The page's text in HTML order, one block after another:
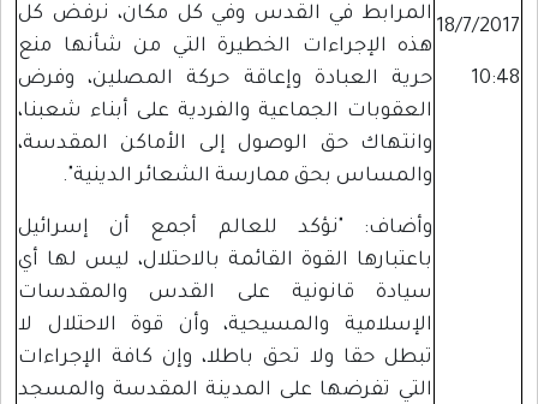
18/7/2017
10:48
المرابط في القدس وفي كل مكان، نرفض كل
هذه الإجراءات الخطيرة التي من شأنها منع
حرية العبادة وإعاقة حركة المصلين، وفرض
العقوبات الجماعية والفردية على أبناء شعبنا،
وانتهاك حق الوصول إلى الأماكن المقدسة،
والمساس بحق ممارسة الشعائر الدينية".
وأضاف: "نؤكد للعالم أجمع أن إسرائيل
باعتبارها القوة القائمة بالاحتلال، ليس لها أي
سيادة قانونية على القدس والمقدسات
الإسلامية والمسيحية، وأن قوة الاحتلال لا
تبطل حقا ولا تحق باطلا، وإن كافة الإجراءات
التي تفرضها على المدينة المقدسة والمسجد